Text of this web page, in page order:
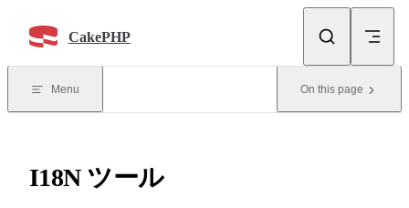
CakePHP
Menu On this page
I18N ツール